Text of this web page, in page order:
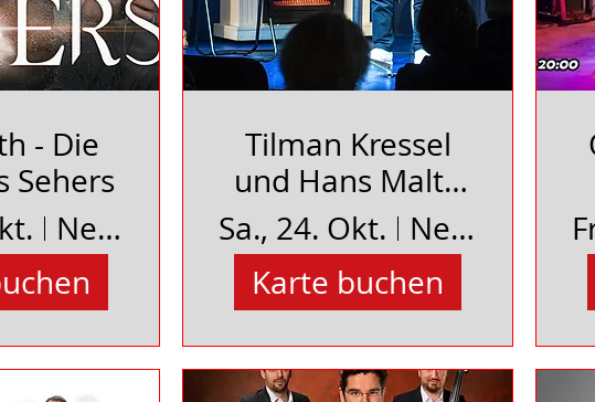
- Die
Sehers
Neues Schauspielhaus Uelzen
Tilman Kressel
und Hans Malte
Witte
Sa., 24. Okt.
Neues Schauspielhaus Uelzen
Karte buchen